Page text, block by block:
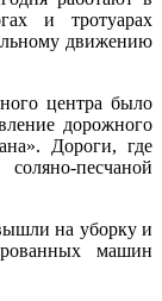
и тротуарах
движению
центра было
дорожного
Дороги, где
песчаной
на уборку и
машин